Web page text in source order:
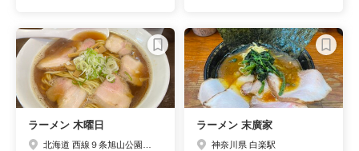
ラーメン 木曜日 ラーメン 末廣家
神奈川県 白楽駅